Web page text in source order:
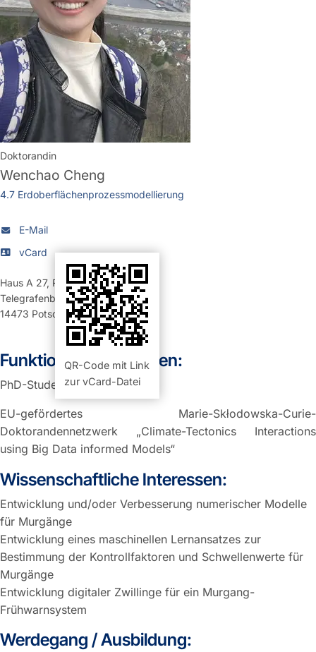
Doktorandin
Wenchao Cheng
4.7 Erdoberflächenprozessmodellierung
E-Mail
vCard
QR-Code mit Link
zur vCard-Datei
Haus A 27, Raum 101 (Büro)
Telegrafenberg
14473 Potsdam
Funktion und Aufgaben:
PhD-Student in Sektion 4.7
EU-gefördertes Marie-Skłodowska-Curie-
Doktorandennetzwerk „Climate-Tectonics Interactions
using Big Data informed Models“
Wissenschaftliche Interessen:
Entwicklung und/oder Verbesserung numerischer Modelle
für Murgänge
Entwicklung eines maschinellen Lernansatzes zur
Bestimmung der Kontrollfaktoren und Schwellenwerte für
Murgänge
Entwicklung digitaler Zwillinge für ein Murgang-
Frühwarnsystem
Werdegang / Ausbildung: